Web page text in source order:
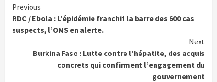
Continue
Reading
Previous
RDC / Ebola : L’épidémie franchit la barre des 600 cas
suspects, l’OMS en alerte.
Next
Burkina Faso : Lutte contre l’hépatite, des acquis
concrets qui confirment l’engagement du
gouvernement